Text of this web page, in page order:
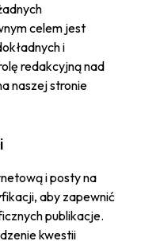
celem jest
i
redakcyjną nad
naszej stronie
i posty na
aby zapewnić
publikacje.
kwestii